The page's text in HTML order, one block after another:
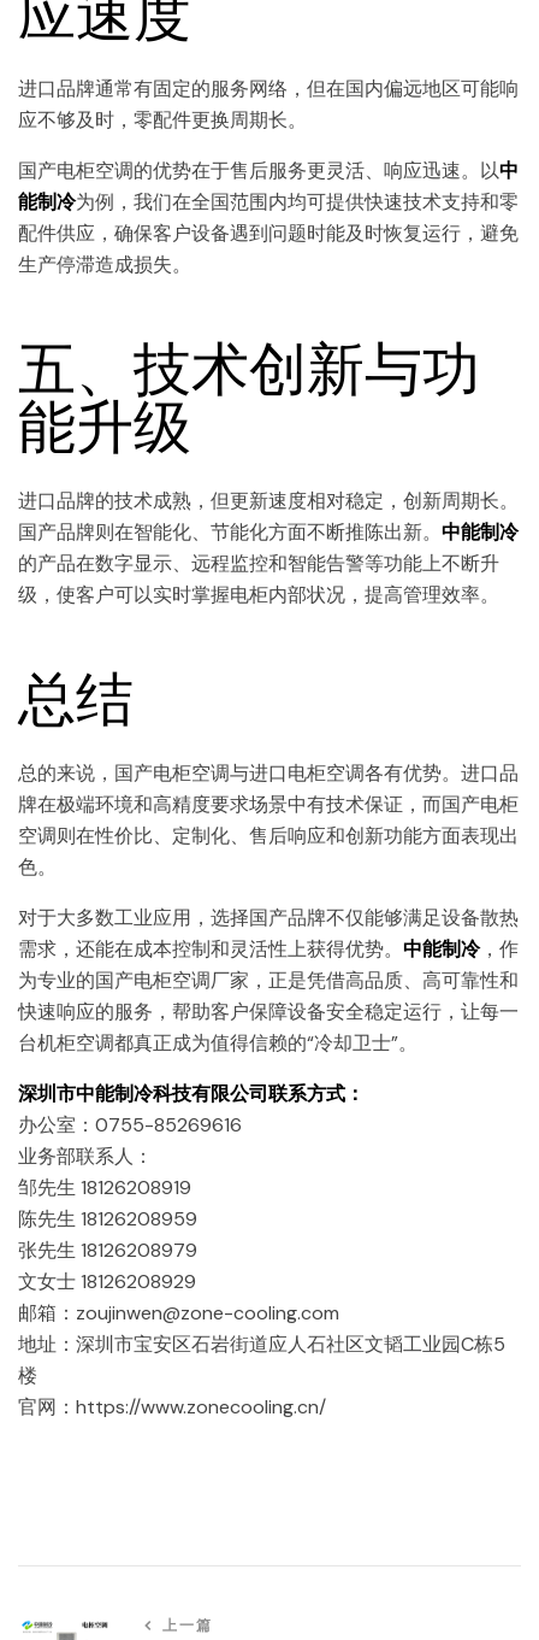
进口品牌通常有固定的服务网络，但在国内偏远地区可能响
应不够及时，零配件更换周期长。
国产电柜空调的优势在于售后服务更灵活、响应迅速。以中
能制冷为例，我们在全国范围内均可提供快速技术支持和零
配件供应，确保客户设备遇到问题时能及时恢复运行，避免
生产停滞造成损失。
五、技术创新与功
能升级
进口品牌的技术成熟，但更新速度相对稳定，创新周期长。
国产品牌则在智能化、节能化方面不断推陈出新。 中能制冷
的产品在数字显示、远程监控和智能告警等功能上不断升
级，使客户可以实时掌握电柜内部状况，提高管理效率。
总结
总的来说，国产电柜空调与进口电柜空调各有优势。进口品
牌在极端环境和高精度要求场景中有技术保证，而国产电柜
空调则在性价比、定制化、售后响应和创新功能方面表现出
色。
对于大多数工业应用，选择国产品牌不仅能够满足设备散热
需求，还能在成本控制和灵活性上获得优势。 中能制冷，作
为专业的国产电柜空调厂家，正是凭借高品质、高可靠性和
快速响应的服务，帮助客户保障设备安全稳定运行，让每一
台机柜空调都真正成为值得信赖的“冷却卫士”。
深圳市中能制冷科技有限公司联系方式：
办公室：0755-85269616
业务部联系人：
邹先生 18126208919
陈先生 18126208959
张先生 18126208979
文女士 18126208929
邮箱：zoujinwen@zone-cooling.com
地址：深圳市宝安区石岩街道应人石社区文韬工业园C栋5
楼
官网：https://www.zonecooling.cn/
上一篇